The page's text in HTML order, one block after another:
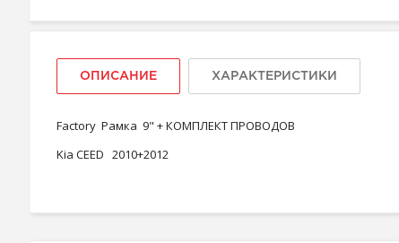
ОПИСАНИЕ ХАРАКТЕРИСТИКИ
Factory Рамка 9" + КОМПЛЕКТ ПРОВОДОВ
Kia CEED 2010+2012